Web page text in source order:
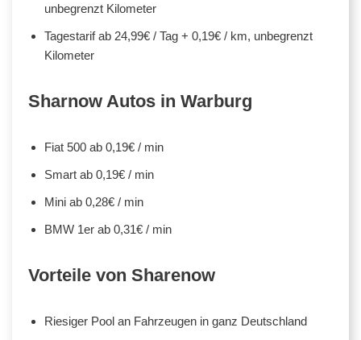
unbegrenzt Kilometer
Tagestarif ab 24,99€ / Tag + 0,19€ / km, unbegrenzt
Kilometer
Sharnow Autos in Warburg
Fiat 500 ab 0,19€ / min
Smart ab 0,19€ / min
Mini ab 0,28€ / min
BMW 1er ab 0,31€ / min
Vorteile von Sharenow
Riesiger Pool an Fahrzeugen in ganz Deutschland